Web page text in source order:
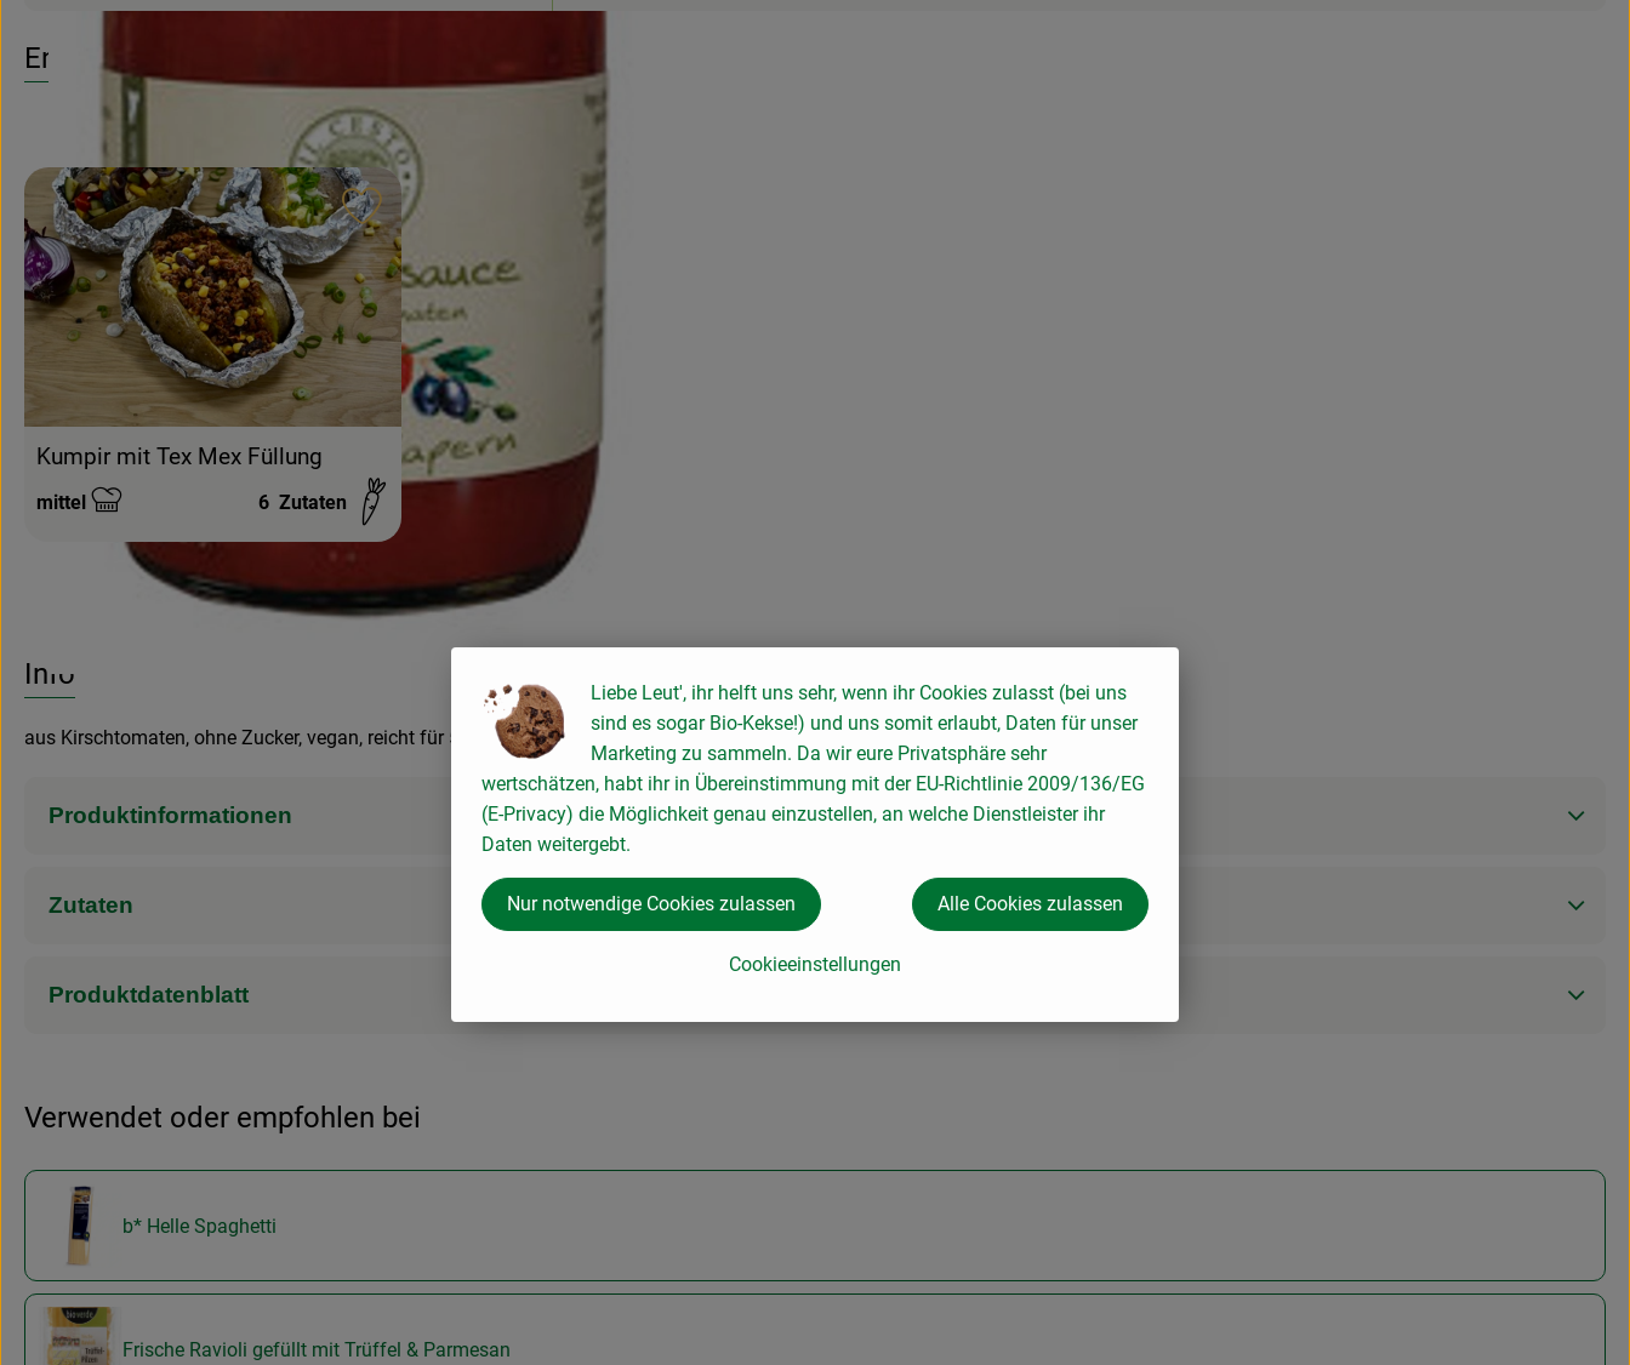
Entdecke passende Rezepte
Kumpir mit Tex Mex Füllung
Schwierigkeit:
mittel 6 Zutaten
Rezept zu Favouriten hinzufügen
Info
aus Kirschtomaten, ohne Zucker, vegan, reicht für 500g Nudeln
Produktinformationen
Zutaten
Produktdatenblatt
Verwendet oder empfohlen bei
b* Helle Spaghetti
Frische Ravioli gefüllt mit Trüffel & Parmesan
Liebe Leut', ihr helft uns sehr, wenn ihr Cookies zulasst (bei uns
sind es sogar Bio-Kekse!) und uns somit erlaubt, Daten für unser
Marketing zu sammeln. Da wir eure Privatsphäre sehr
wertschätzen, habt ihr in Übereinstimmung mit der EU-Richtlinie 2009/136/EG
(E-Privacy) die Möglichkeit genau einzustellen, an welche Dienstleister ihr
Daten weitergebt.
Cookieeinstellungen
Nur notwendige Cookies zulassen Alle Cookies zulassen